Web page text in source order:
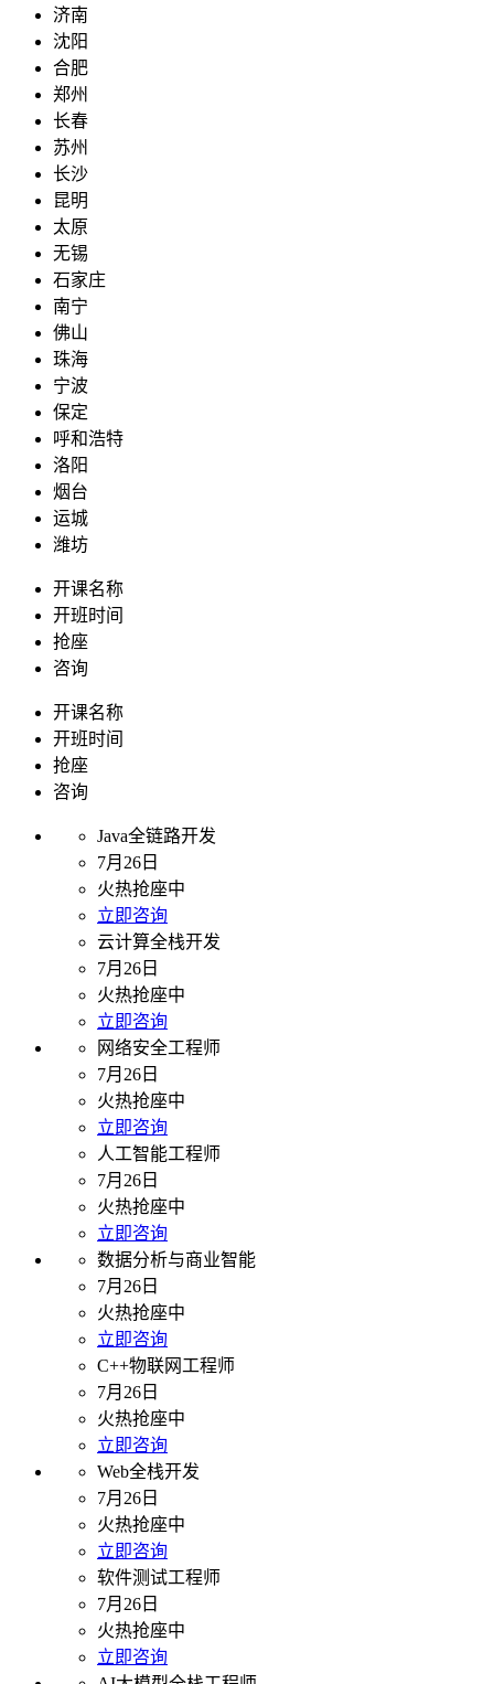
济南
沈阳
合肥
郑州
长春
苏州
长沙
昆明
太原
无锡
石家庄
南宁
佛山
珠海
宁波
保定
呼和浩特
洛阳
烟台
运城
潍坊
开课名称
开班时间
抢座
咨询
开课名称
开班时间
抢座
咨询
Java全链路开发
7月26日
火热抢座中
立即咨询
云计算全栈开发
7月26日
火热抢座中
立即咨询
网络安全工程师
7月26日
火热抢座中
立即咨询
人工智能工程师
7月26日
火热抢座中
立即咨询
数据分析与商业智能
7月26日
火热抢座中
立即咨询
C++物联网工程师
7月26日
火热抢座中
立即咨询
Web全栈开发
7月26日
火热抢座中
立即咨询
软件测试工程师
7月26日
火热抢座中
立即咨询